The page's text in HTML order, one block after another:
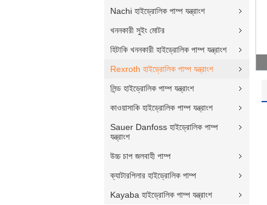
Nachi হাইড্রোলিক পাম্প যন্ত্রাংশ
খননকারী সুইং মোটর
হিটাকি খননকারী হাইড্রোলিক পাম্প যন্ত্রাংশ
Rexroth হাইড্রোলিক পাম্প যন্ত্রাংশ
লিন্ড হাইড্রোলিক পাম্প যন্ত্রাংশ
কাওয়াসাকি হাইড্রোলিক পাম্প যন্ত্রাংশ
Sauer Danfoss হাইড্রোলিক পাম্প
যন্ত্রাংশ
উচ্চ চাপ জলবাহী পাম্প
ক্যাটারপিলার হাইড্রোলিক পাম্প
Kayaba হাইড্রোলিক পাম্প যন্ত্রাংশ